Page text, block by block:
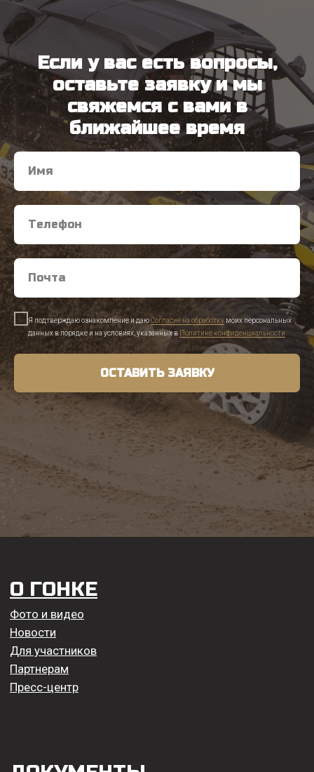
Если у вас есть вопросы,
оставьте заявку и мы
свяжемся с вами в
ближайшее время
Я подтверждаю ознакомление и даюСогласие на обработку моих персональных
данных в порядке и на условиях, указанных в Политике конфиденциальности
ОСТАВИТЬ ЗАЯВКУ